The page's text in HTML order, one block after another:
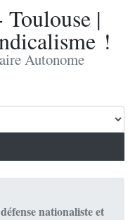
|
!
Autonome
nationaliste et